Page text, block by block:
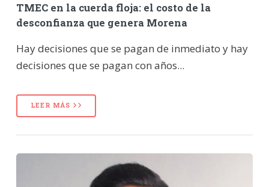
TMEC en la cuerda floja: el costo de la
desconfianza que genera Morena
Hay decisiones que se pagan de inmediato y hay
decisiones que se pagan con años...
LEER MÁS